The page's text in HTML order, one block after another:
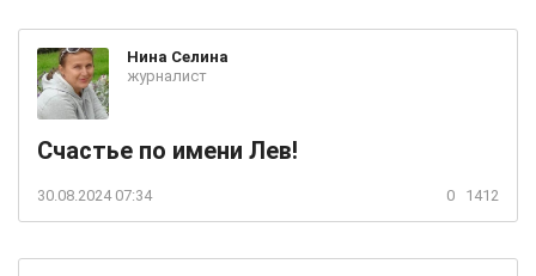
Нина Селина
журналист
Счастье по имени Лев!
30.08.2024 07:34 0 1412